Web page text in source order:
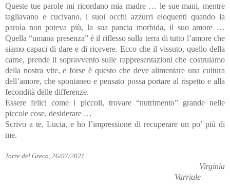
Queste tue parole mi ricordano mia madre … le sue mani, mentre
tagliavano e cucivano, i suoi occhi azzurri eloquenti quando la
parola non poteva più, la sua pancia morbida, il suo amore …
Quella “umana presenza” è il riflesso sulla terra di tutto l’amore che
siamo capaci di dare e di ricevere. Ecco che il vissuto, quello della
carne, prende il sopravvento sulle rappresentazioni che costruiamo
della nostra vite, e forse è questo che deve alimentare una cultura
dell’amore, che spontaneo e pensato possa portare al rispetto e alla
fecondità delle differenze.
Essere felici come i piccoli, trovare “nutrimento” grande nelle
piccole cose, desiderare …
Scrivo a te, Lucia, e ho l’impressione di recuperare un po’ più di
me.
Torre del Greco, 26/07/2021
Virginia
Varriale